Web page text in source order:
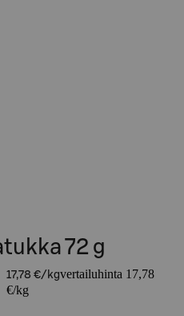
72 g
17,78 €/kgvertailuhinta 17,78
€/kg